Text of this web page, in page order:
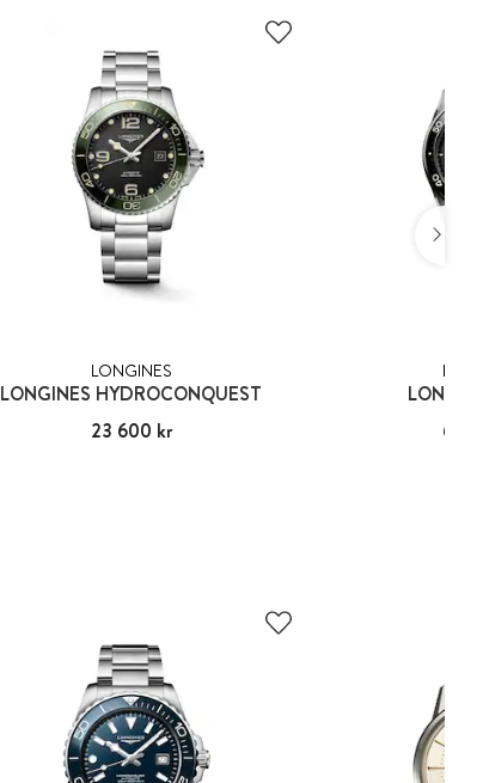
LONGINES
LONGINES HYDROCONQUEST
Pris:23 600 kr
23 600 kr
Pris67